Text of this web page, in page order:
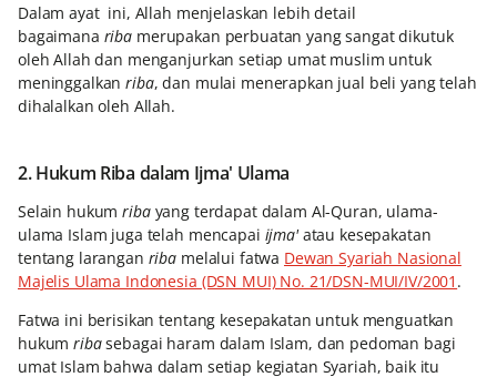
Dalam ayat ini, Allah menjelaskan lebih detail
bagaimana riba merupakan perbuatan yang sangat dikutuk
oleh Allah dan menganjurkan setiap umat muslim untuk
meninggalkanriba, dan mulai menerapkan jual beli yang telah
dihalalkan oleh Allah.
2. Hukum Riba dalam Ijma' Ulama
Selain hukumribayang terdapat dalam Al-Quran, ulama-
ulama Islam juga telah mencapai ijma'atau kesepakatan
tentang larangan riba melalui fatwa Dewan Syariah Nasional
Majelis Ulama Indonesia (DSN MUI) No. 21/DSN-MUI/IV/2001 .
Fatwa ini berisikan tentang kesepakatan untuk menguatkan
hukumribasebagai haram dalam Islam, dan pedoman bagi
umat Islam bahwa dalam setiap kegiatan Syariah, baik itu